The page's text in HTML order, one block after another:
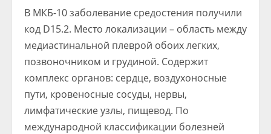
В МКБ-10 заболевание средостения получили
код D15.2. Место локализации – область между
медиастинальной плеврой обоих легких,
позвоночником и грудиной. Содержит
комплекс органов: сердце, воздухоносные
пути, кровеносные сосуды, нервы,
лимфатические узлы, пищевод. По
международной классификации болезней